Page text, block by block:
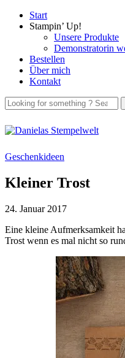
Start
Stampin’ Up!
Unsere Produkte
Demonstratorin
Bestellen
Über mich
Kontakt
Geschenkideen
Kleiner Trost
24. Januar 2017
Eine kleine Aufmerksamkeit
Trost wenn es mal nicht so